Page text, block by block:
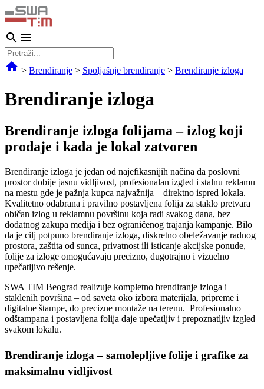
> Brendiranje > Spoljašnje brendiranje > Brendiranje izloga
Brendiranje izloga
Brendiranje izloga folijama – izlog koji
prodaje i kada je lokal zatvoren
Brendiranje izloga je jedan od najefikasnijih načina da poslovni
prostor dobije jasnu vidljivost, profesionalan izgled i stalnu reklamu
na mestu gde je pažnja kupca najvažnija – direktno ispred lokala.
Kvalitetno odabrana i pravilno postavljena folija za staklo pretvara
običan izlog u reklamnu površinu koja radi svakog dana, bez
dodatnog zakupa medija i bez ograničenog trajanja kampanje. Bilo
da je cilj potpuno brendiranje izloga, diskretno obeležavanje radnog
prostora, zaštita od sunca, privatnost ili isticanje akcijske ponude,
folije za izloge omogućavaju precizno, dugotrajno i vizuelno
upečatljivo rešenje.
SWA TIM Beograd realizuje kompletno brendiranje izloga i
staklenih površina – od saveta oko izbora materijala, pripreme i
digitalne štampe, do precizne montaže na terenu. Profesionalno
odštampana i postavljena folija daje upečatljiv i prepoznatljiv izgled
svakom lokalu.
Brendiranje izloga – samolepljive folije i grafike za
maksimalnu vidljivost